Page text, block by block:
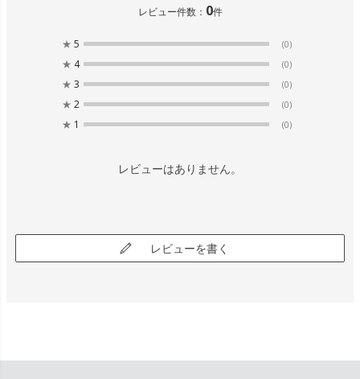
レビュー件数： 0件
★ 5 (0)
★ 4 (0)
★ 3 (0)
★ 2 (0)
★ 1 (0)
レビューはありません。
レビューを書く